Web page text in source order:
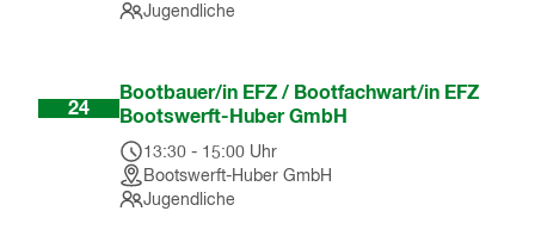
Jugendliche
24
Bootbauer/in EFZ / Bootfachwart/in EFZ
Bootswerft-Huber GmbH
13:30 - 15:00 Uhr
Bootswerft-Huber GmbH
Jugendliche